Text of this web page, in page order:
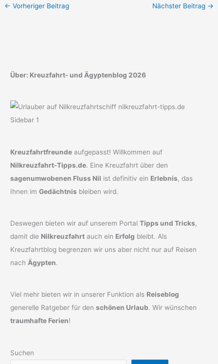
← Vorheriger Beitrag Nächster Beitrag →
Über: Kreuzfahrt- und Ägyptenblog 2026
Kreuzfahrtfreunde aufgepasst! Willkommen auf
Nilkreuzfahrt-Tipps.de. Eine Kreuzfahrt über den
sagenumwobenen Fluss Nil ist definitiv ein Erlebnis, das
Ihnen imGedächtnis bleiben wird.
Deswegen bieten wir auf unserem PortalTipps und Tricks,
damit die Nilkreuzfahrt auch ein Erfolg bleibt. Als
Kreuzfahrtblog begrenzen wir uns aber nicht nur auf Reisen
nach Ägypten.
Viel mehr bieten wir in unserer Funktion als Reiseblog
generelle Ratgeber für denschönen Urlaub. Wir wünschen
traumhafte Ferien!
Suchen